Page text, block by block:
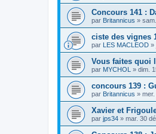
Concours 141 :
par Britannicus »
ciste des vignes
par LES MACLEOD »
Vous faites quoi
par MYCHOL » dim.
concours 139 :
par Britannicus »
Xavier et
par jps34 » mar. 30